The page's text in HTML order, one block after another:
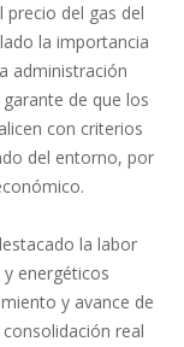
precio del gas del
la importancia
administración
de que los
con criterios
del entorno, por
la labor
energéticos
y avance de
real